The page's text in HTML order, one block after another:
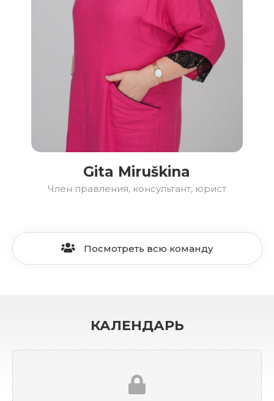
Gita Miruškina
Член правления, консультант, юрист
Посмотреть всю команду
КАЛЕНДАРЬ